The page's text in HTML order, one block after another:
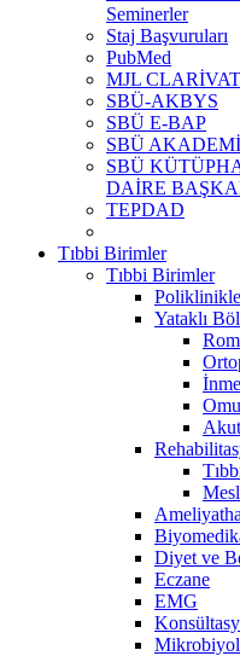
Seminerler
Staj Başvuruları
PubMed
MJL
SBÜ-AKBYS
SBÜ E-BAP
SBÜ
SBÜ
DAİRE
TEPDAD
Tıbbi Birimler
Tıbbi Birimler
Yataklı
Diyet ve
Eczane
EMG